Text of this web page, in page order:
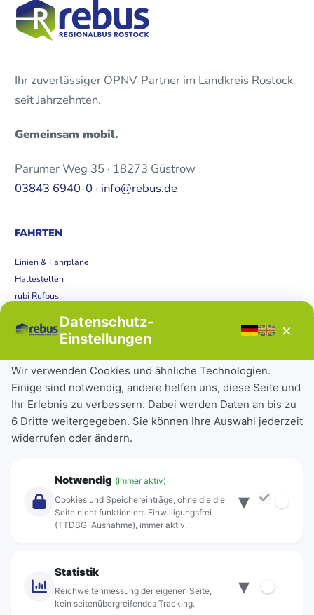
Ihr zuverlässiger ÖPNV-Partner im Landkreis Rostock
seit Jahrzehnten.
Gemeinsam mobil.
Parumer Weg 35 · 18273 Güstrow
03843 6940-0 · info@rebus.de
FAHRTEN
Linien & Fahrpläne
Haltestellen
rubi Rufbus
Störungen
Tickets & Tarife
Deutschlandticket
Schülerkarte
Einzeltickets
Abonnements
Über Rebus
Standorte
Datenschutz-
Einstellungen
×
Wir verwenden Cookies und ähnliche Technologien.
Einige sind notwendig, andere helfen uns, diese Seite und
Ihr Erlebnis zu verbessern. Dabei werden Daten an bis zu
6 Dritte weitergegeben. Sie können Ihre Auswahl jederzeit
widerrufen oder ändern.
Notwendig (Immer aktiv)
Cookies und Speichereinträge, ohne die die
Seite nicht funktioniert. Einwilligungsfrei
(TTDSG-Ausnahme), immer aktiv.
▾
Statistik
Reichweitenmessung der eigenen Seite,
kein seitenübergreifendes Tracking.
▾